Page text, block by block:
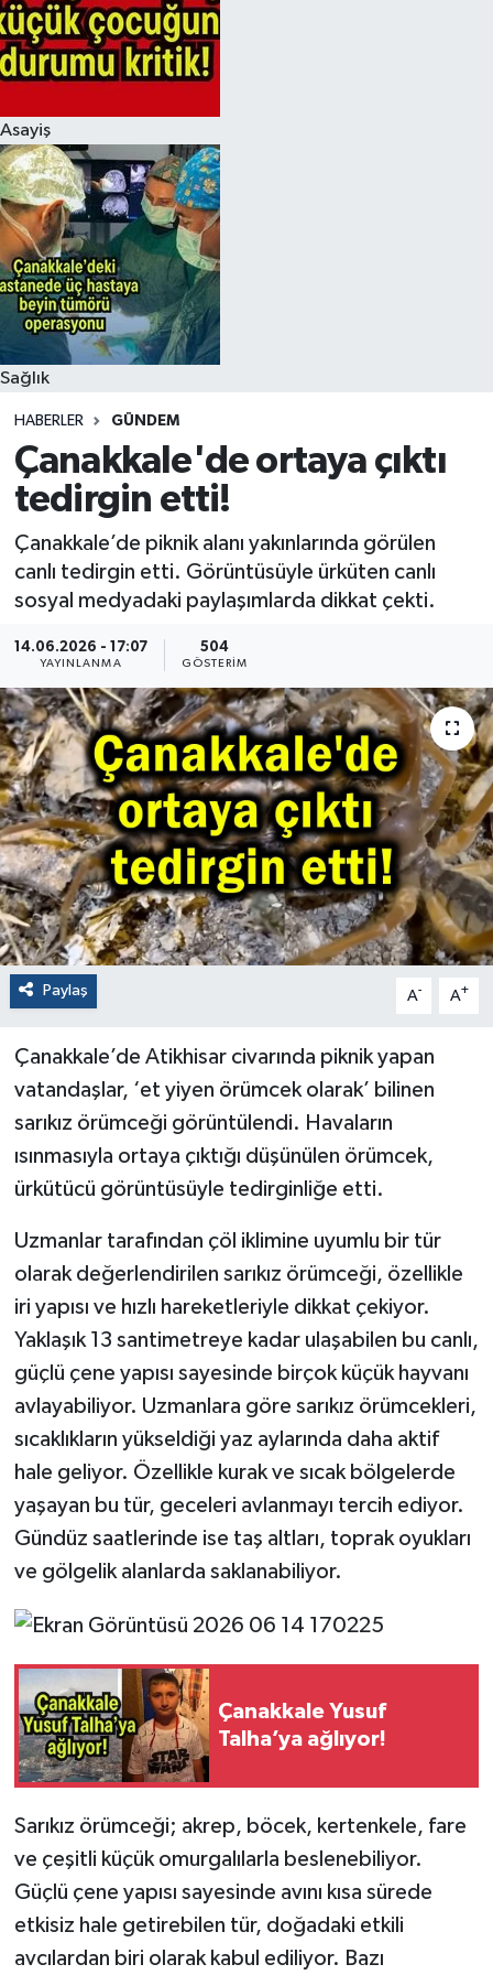
Asayiş
Sağlık
HABERLER GÜNDEM
Çanakkale'de ortaya çıktı
tedirgin etti!
Çanakkale’de piknik alanı yakınlarında görülen
canlı tedirgin etti. Görüntüsüyle ürküten canlı
sosyal medyadaki paylaşımlarda dikkat çekti.
14.06.2026 - 17:07
YAYINLANMA
504
GÖSTERIM
Paylaş A- A+
Çanakkale’de Atikhisar civarında piknik yapan
vatandaşlar, ‘et yiyen örümcek olarak’ bilinen
sarıkız örümceği görüntülendi. Havaların
ısınmasıyla ortaya çıktığı düşünülen örümcek,
ürkütücü görüntüsüyle tedirginliğe etti.
Uzmanlar tarafından çöl iklimine uyumlu bir tür
olarak değerlendirilen sarıkız örümceği, özellikle
iri yapısı ve hızlı hareketleriyle dikkat çekiyor.
Yaklaşık 13 santimetreye kadar ulaşabilen bu canlı,
güçlü çene yapısı sayesinde birçok küçük hayvanı
avlayabiliyor. Uzmanlara göre sarıkız örümcekleri,
sıcaklıkların yükseldiği yaz aylarında daha aktif
hale geliyor. Özellikle kurak ve sıcak bölgelerde
yaşayan bu tür, geceleri avlanmayı tercih ediyor.
Gündüz saatlerinde ise taş altları, toprak oyukları
ve gölgelik alanlarda saklanabiliyor.
Çanakkale Yusuf
Talha’ya ağlıyor!
Sarıkız örümceği; akrep, böcek, kertenkele, fare
ve çeşitli küçük omurgalılarla beslenebiliyor.
Güçlü çene yapısı sayesinde avını kısa sürede
etkisiz hale getirebilen tür, doğadaki etkili
avcılardan biri olarak kabul ediliyor. Bazı